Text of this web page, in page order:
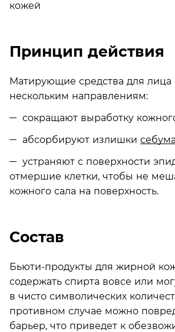
Принцип действия
Матирующие средства для лица
нескольким направлениям:
сокращают выработку
абсорбируют излишки себума
устраняют с поверхности
отмершие клетки, чтобы не
кожного сала на поверхность.
Состав
Бьюти-продукты для жирной
содержать спирта вовсе или
в чисто символических
противном случае можно
барьер, что приведет к